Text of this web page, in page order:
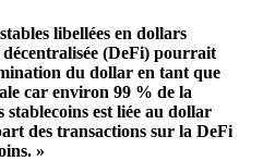
libellées en dollars
(DeFi) pourrait
du dollar en tant que
car environ 99 % de la
est liée au dollar
des transactions sur la DeFi
»